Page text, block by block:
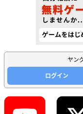
ヤン
ログイン